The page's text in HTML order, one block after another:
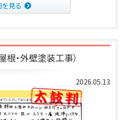
見る
根・外壁塗装工事）
2026.05.13